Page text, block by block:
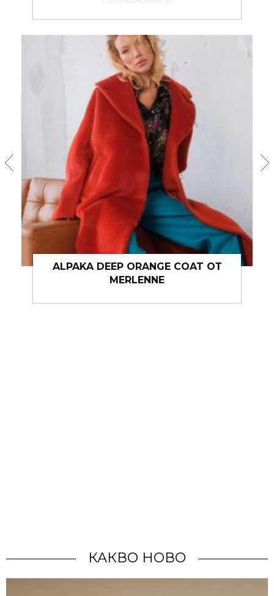
ALPAKA DEEP ORANGE COAT ОТ
MERLENNE
DEEP
КАКВО НОВО